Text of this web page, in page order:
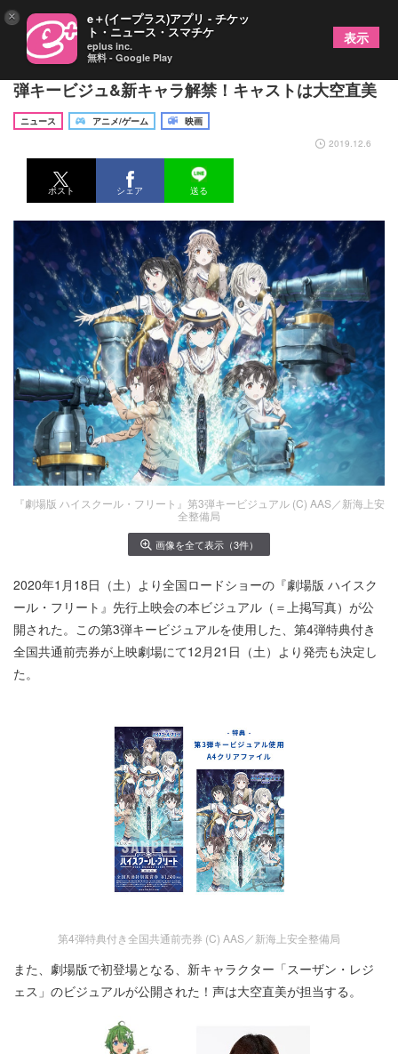
『劇場版 ハイスクール・フリート』先行上映会第3
弾キービジュ&新キャラ解禁！キャストは大空直美
ニュース アニメ/ゲーム
映画
2019.12.6
ポスト シェア 送る
『劇場版 ハイスクール・フリート』第3弾キービジュアル (C) AAS／新海上安
全整備局
画像を全て表示（3件）
2020年1月18日（土）より全国ロードショーの『劇場版 ハイスク
ール・フリート』先行上映会の本ビジュアル（＝上掲写真）が公
開された。この第3弾キービジュアルを使用した、第4弾特典付き
全国共通前売券が上映劇場にて12月21日（土）より発売も決定し
た。
第4弾特典付き全国共通前売券 (C) AAS／新海上安全整備局
また、劇場版で初登場となる、新キャラクター「スーザン・レジ
ェス」のビジュアルが公開された！声は大空直美が担当する。
× e＋(イープラス)アプリ - チケッ
ト・ニュース・スマチケ
eplus inc.
無料 - Google Play
表示